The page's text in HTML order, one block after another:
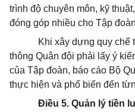
trình độ chuyên môn, kỹ
đóng góp nhiều cho Tập
Khi xây dựng quy chế
thông Quân đội phải lấy ý
của Tập đoàn, báo cáo Bộ
thực hiện và phổ biến đến
Điều 5. Quản lý tiền